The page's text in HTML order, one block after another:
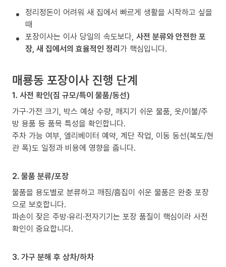
정리정돈이 어려워 새 집에서 빠르게 생활을 시작하고 싶을
때
포장이사는 이사 당일의 속도보다, 사전 분류와 안전한 포
장, 새 집에서의 효율적인 정리가 핵심입니다.
매룡동 포장이사 진행 단계
1. 사전 확인(짐 규모/특이 물품/동선)
가구·가전 크기, 박스 예상 수량, 깨지기 쉬운 물품, 옷/이불/주
방 용품 등 품목 특성을 확인합니다.
주차 가능 여부, 엘리베이터 예약, 계단 작업, 이동 동선(복도/현
관 폭)도 일정과 비용에 영향을 줍니다.
2. 물품 분류/포장
물품을 용도별로 분류하고 깨짐/흠집이 쉬운 물품은 완충 포장
으로 보호합니다.
파손이 잦은 주방·유리·전자기기는 포장 품질이 핵심이라 사전
확인이 중요합니다.
3. 가구 분해 후 상차/하차